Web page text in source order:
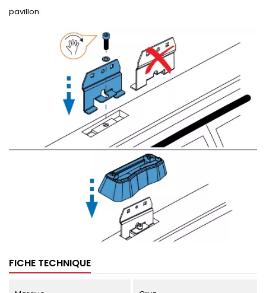
pavillon.
FICHE TECHNIQUE